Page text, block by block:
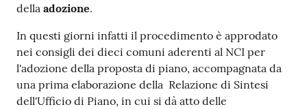
della adozione.
In questi giorni infatti il procedimento è approdato
nei consigli dei dieci comuni aderenti al NCI per
l'adozione della proposta di piano, accompagnata da
una prima elaborazione della Relazione di Sintesi
dell'Ufficio di Piano, in cui si dà atto delle